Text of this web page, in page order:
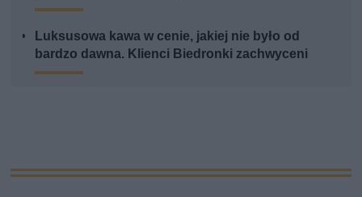
Luksusowa kawa w cenie, jakiej nie było od
bardzo dawna. Klienci Biedronki zachwyceni